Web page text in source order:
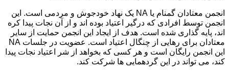
انجمن معتادان گمنام یا NA یک نهاد خودجوش و مردمی است. این
انجمن توسط افرادی که درگیر اعتیاد بوده اند و از آن نجات پیدا کره
اند، پایه گذاری شده است. هدف از ایجاد این انجمن حمایت از سایر
معتادان برای رهایی از چنگال اعتیاد است. عضویت در جلسات NA
این انجمن رایگان است و هر کسی که بخواهد از شر اعتیاد نجات پیدا
کند، می تواند در این گردهمایی ها شرکت کند.